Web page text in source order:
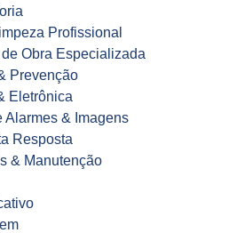
Profissional
Obra Especializada
Prevenção
Eletrônica
Alarmes & Imagens
Resposta
& Manutenção